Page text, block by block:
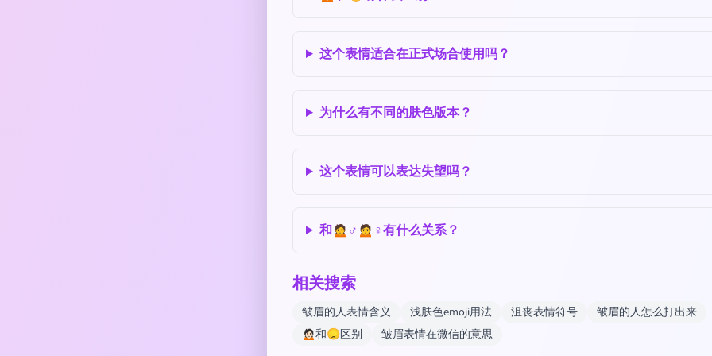
这个表情适合在正式场合使用吗？
为什么有不同的肤色版本？
这个表情可以表达失望吗？
和🙍♂️🙍♀️有什么关系？
相关搜索
皱眉的人表情含义 浅肤色emoji用法 沮丧表情符号
皱眉的人怎么打出来
🙍🏻和😞区别
皱眉表情在微信的意思